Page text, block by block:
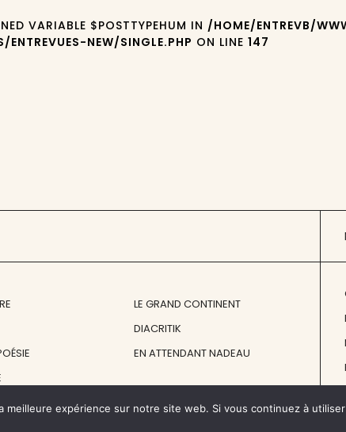
VARIABLE $POSTTYPEHUM IN /HOME/ENTREVB/
ENTREVUES-NEW/SINGLE.PHP ON LINE147
LE GRAND CONTINENT
DIACRITIK
EN ATTENDANT NADEAU
meilleure expérience sur notre site web. Si vous continuez à